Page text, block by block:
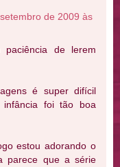
de 2009 às
paciência de lerem
é super difícil
foi tão boa
estou adorando o
parece que a série